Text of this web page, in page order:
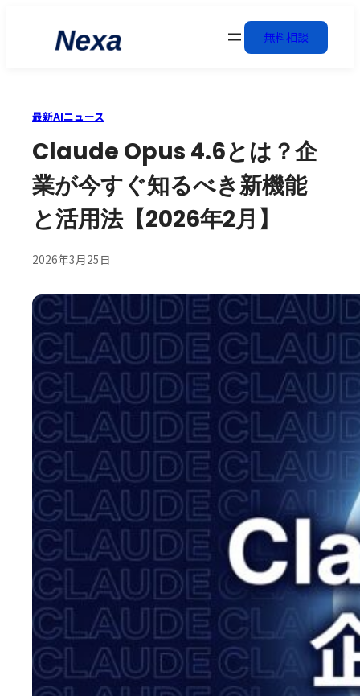
無料相談
最新AIニュース
Claude Opus 4.6とは？企
業が今すぐ知るべき新機能
と活用法【2026年2月】
2026年3月25日